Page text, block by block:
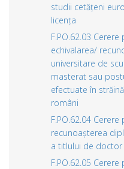
studii cetățeni
licența
F.PO.62.03 Cerere
echivalarea/
universitare de
masterat sau
efectuate în
români
F.PO.62.04 Cerere
recunoașterea
a titlului de doctor
F.PO.62.05 Cerere